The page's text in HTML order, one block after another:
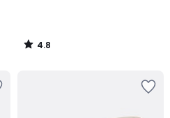
4.8
/